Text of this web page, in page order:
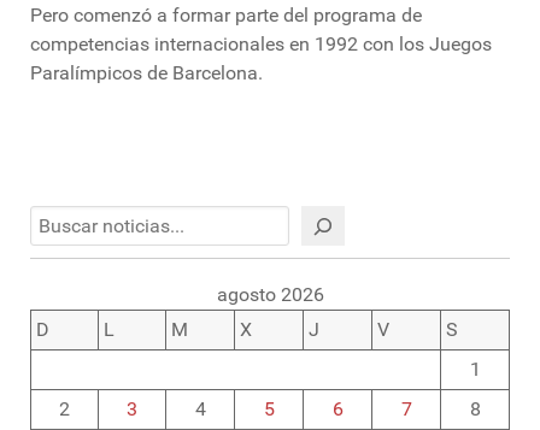
Pero comenzó a formar parte del programa de
competencias internacionales en 1992 con los Juegos
Paralímpicos de Barcelona.
Buscar
agosto 2026
D
L M X J V
S
1
2
3 4 5 6 7
8